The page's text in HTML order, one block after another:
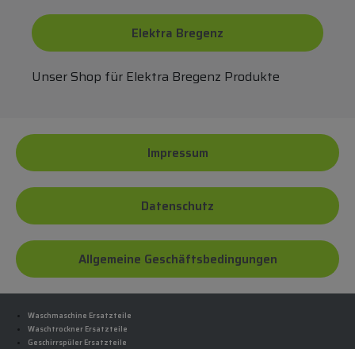
Elektra Bregenz
Unser Shop für Elektra Bregenz Produkte
Impressum
Datenschutz
Allgemeine Geschäftsbedingungen
Waschmaschine Ersatzteile
Waschtrockner Ersatzteile
Geschirrspüler Ersatzteile